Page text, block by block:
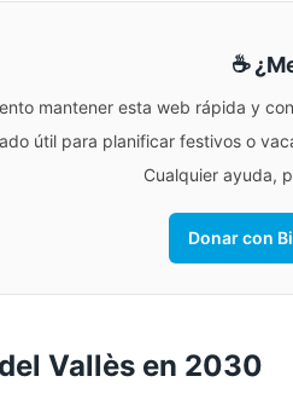
☕
mantener esta web rápida y
útil para planificar festivos o
Cualquier ayuda,
Donar con
Vallès en 2030